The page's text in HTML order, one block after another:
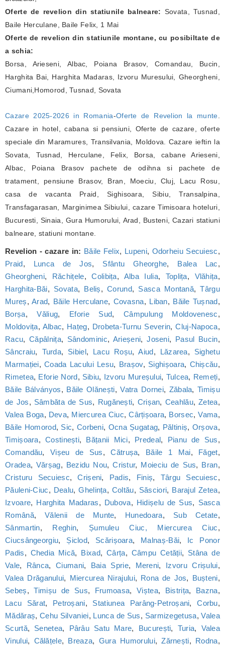
Oferte de revelion din statiunile balneare: Sovata, Tusnad,
Baile Herculane, Baile Felix, 1 Mai
Oferte de revelion din statiunile montane, cu posibiltate de
a schia:
Borsa, Arieseni, Albac, Poiana Brasov, Comandau, Bucin,
Harghita Bai, Harghita Madaras, Izvoru Muresului, Gheorgheni,
Ciumani,Homorod, Tusnad, Sovata
Cazare 2025-2026 in Romania-Oferte de Revelion la munte
Cazare in hotel, cabana si pensiuni, Oferte de cazare, oferte
speciale din Maramures, Transilvania, Moldova. Cazare ieftin la
Sovata, Tusnad, Herculane, Felix, Borsa, cabane Arieseni,
Albac, Poiana Brasov pachete de odihna si pachete de
tratament, pensiune Brasov, Bran, Moeciu, Cluj, Lacu Rosu,
casa de vacanta Praid, Sighisoara, Sibiu, Transalpina,
Transfagarasan, Marginimea Sibiului, cazare Timisoara hoteluri,
Bucuresti, Sinaia, Gura Humorului, Arad, Busteni, Cazari statiuni
balneare, statiuni montane.
Revelion - cazare in: Băile Felix, Lupeni, Odorheiu Secuiesc,
Praid, Lunca de Jos, Sfântu Gheorghe, Balea Lac,
Gheorgheni, Răchițele,Colibița, Alba Iulia, Toplița, Vlăhița,
Harghita-Băi, Sovata, Beliș,Corund, Sasca Montană,Târgu
Mureș, Arad, Băile Herculane, Covasna, Liban, Băile Tușnad,
Borșa,Văliug, Eforie Sud,Câmpulung Moldovenesc,
Moldovița, Albac, Hațeg, Drobeta-Turnu Severin,Cluj-Napoca,
Racu,Căpâlnița, Sândominic, Arieșeni,Joseni, Pasul Bucin,
Sâncraiu, Turda, Sibiel, Lacu Roșu,Aiud, Lăzarea, Sighetu
Marmației,Coada Lacului Lesu, Brașov, Sighișoara, Chișcău,
Rimetea, Eforie Nord, Sibiu, Izvoru Mureșului, Tulcea, Remeți,
Băile Bálványos, Băile Olănești,Vatra Dornei, Zăbala,Timișu
de Jos, Sâmbăta de Sus, Rugănești, Crișan, Ceahlău,Zetea,
Valea Boga, Deva, Miercurea Ciuc,Cârțișoara, Borsec,Vama,
Băile Homorod, Sic, Corbeni, Ocna Șugatag, Păltiniș, Orșova,
Timișoara,Costinești, Bățanii Mici, Predeal, Pianu de Sus,
Comandău,Vișeu de Sus,Cătrușa, Băile 1 Mai, Făget,
Oradea, Vărșag, Bezidu Nou,Cristur, Moieciu de Sus, Bran,
Cristuru Secuiesc,Crișeni, Padis, Finiș, Târgu Secuiesc,
Păuleni-Ciuc, Dealu,Ghelința, Coltău, Săsciori, Barajul Zetea,
Izvoare, Harghita Madaras, Dubova, Hidișelu de Sus, Sasca
Română,Vălenii de Munte, Hunedoara, Sub Cetate,
Sânmartin, Reghin, Șumuleu Ciuc, Miercurea Ciuc,
Ciucsângeorgiu, Șiclod, Scărișoara, Malnaș-Băi, Ic Ponor
Padis, Chedia Mică, Bixad,Cârța, Câmpu Cetății, Stâna de
Vale, Rânca,Ciumani, Baia Sprie, Mereni, Izvoru Crișului,
Valea Drăganului, Miercurea Nirajului, Rona de Jos, Bușteni,
Sebeș,Timișu de Sus, Frumoasa,Viștea, Bistrița, Bazna,
Lacu Sărat, Petroșani, Statiunea Parâng-Petroșani,Corbu,
Mădăraș,Cehu Silvaniei, Lunca de Sus, Sarmizegetusa,Valea
Scurtă, Senetea, Pârâu Satu Mare, București, Turia, Valea
Vinului, Călățele, Breaza, Gura Humorului,Zărnești, Rodna,